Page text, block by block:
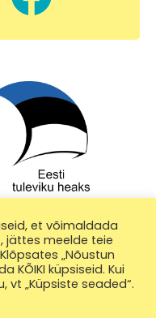
et võimaldada
jättes meelde teie
„Nõustun
KÕIKI küpsiseid. Kui
vt „Küpsiste seaded“.